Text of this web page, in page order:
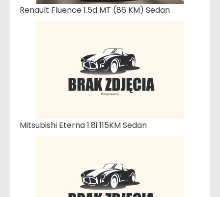
Renault Fluence 1.5d MT (86 KM) Sedan
Mitsubishi Eterna 1.8i 115KM Sedan